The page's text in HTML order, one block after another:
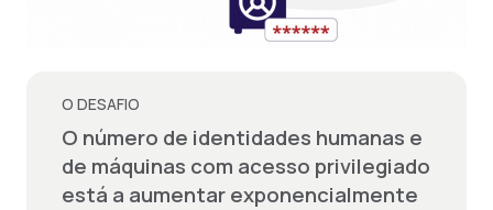
O DESAFIO
O número de identidades humanas e
de máquinas com acesso privilegiado
está a aumentar exponencialmente